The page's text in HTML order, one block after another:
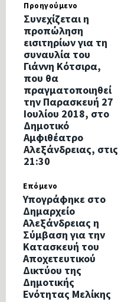
Προηγούμενο
Συνεχίζεται η
προπώληση
εισιτηρίων για τη
συναυλία του
Γιάννη Κότσιρα,
που θα
πραγματοποιηθεί
την Παρασκευή 27
Ιουλίου 2018, στο
Δημοτικό
Αμφιθέατρο
Αλεξάνδρειας, στις
21:30
Επόμενο
Υπογράφηκε στο
Δημαρχείο
Αλεξάνδρειας η
Σύμβαση για την
Κατασκευή του
Αποχετευτικού
Δικτύου της
Δημοτικής
Ενότητας Μελίκης